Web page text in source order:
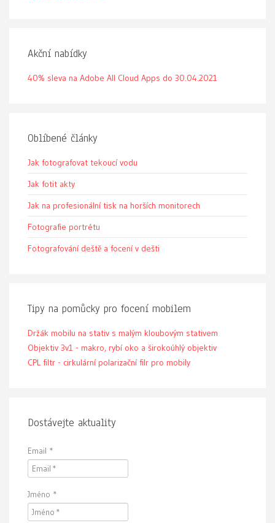
Akční nabídky
40% sleva na Adobe All Cloud Apps do 30.04.2021
Oblíbené články
Jak fotografovat tekoucí vodu
Jak fotit akty
Jak na profesionální tisk na horších monitorech
Fotografie portrétu
Fotografování deště a focení v dešti
Tipy na pomůcky pro focení mobilem
Držák mobilu na stativ s malým kloubovým stativem
Objektiv 3v1 - makro, rybí oko a širokoúhlý objektiv
CPL filtr - cirkulární polarizační filr pro mobily
Dostávejte aktuality
Email *
Jméno *